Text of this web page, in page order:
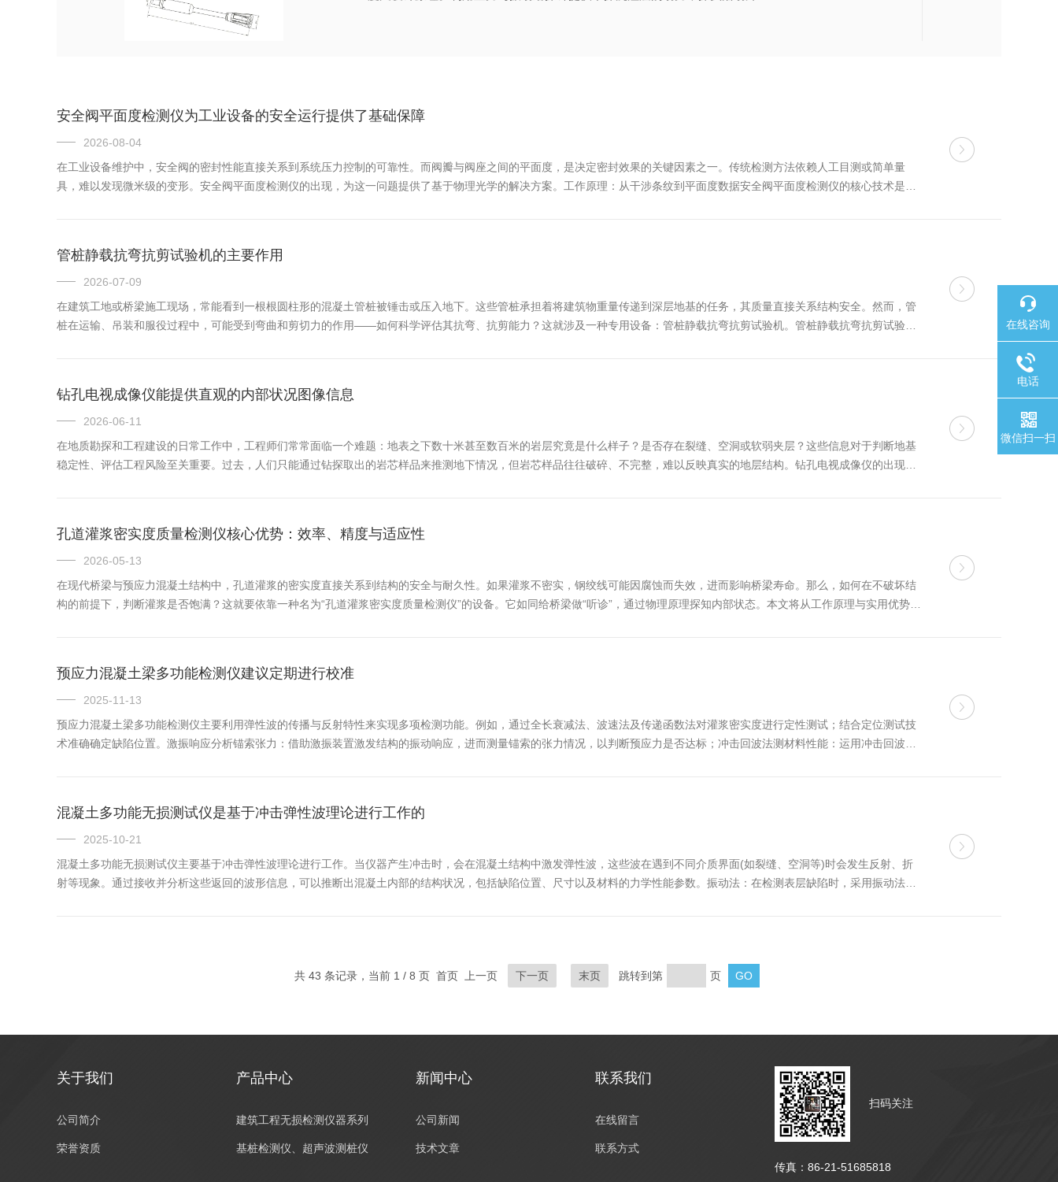
安全阀平面度检测仪为工业设备的安全运行提供了基础保障
2026-08-04
在工业设备维护中，安全阀的密封性能直接关系到系统压力控制的可靠性。而阀瓣与阀座之间的平面度，是决定密封效果的关键因素之一。传统检测方法依赖人工目测或简单量
具，难以发现微米级的变形。安全阀平面度检测仪的出现，为这一问题提供了基于物理光学的解决方案。工作原理：从干涉条纹到平面度数据安全阀平面度检测仪的核心技术是光
管桩静载抗弯抗剪试验机的主要作用
2026-07-09
在建筑工地或桥梁施工现场，常能看到一根根圆柱形的混凝土管桩被锤击或压入地下。这些管桩承担着将建筑物重量传递到深层地基的任务，其质量直接关系结构安全。然而，管
桩在运输、吊装和服役过程中，可能受到弯曲和剪切力的作用——如何科学评估其抗弯、抗剪能力？这就涉及一种专用设备：管桩静载抗弯抗剪试验机。管桩静载抗弯抗剪试验机
钻孔电视成像仪能提供直观的内部状况图像信息
2026-06-11
在地质勘探和工程建设的日常工作中，工程师们常常面临一个难题：地表之下数十米甚至数百米的岩层究竟是什么样子？是否存在裂缝、空洞或软弱夹层？这些信息对于判断地基
稳定性、评估工程风险至关重要。过去，人们只能通过钻探取出的岩芯样品来推测地下情况，但岩芯样品往往破碎、不完整，难以反映真实的地层结构。钻孔电视成像仪的出现，
孔道灌浆密实度质量检测仪核心优势：效率、精度与适应性
2026-05-13
在现代桥梁与预应力混凝土结构中，孔道灌浆的密实度直接关系到结构的安全与耐久性。如果灌浆不密实，钢绞线可能因腐蚀而失效，进而影响桥梁寿命。那么，如何在不破坏结
构的前提下，判断灌浆是否饱满？这就要依靠一种名为“孔道灌浆密实度质量检测仪”的设备。它如同给桥梁做“听诊”，通过物理原理探知内部状态。本文将从工作原理与实用优势两
预应力混凝土梁多功能检测仪建议定期进行校准
2025-11-13
预应力混凝土梁多功能检测仪主要利用弹性波的传播与反射特性来实现多项检测功能。例如，通过全长衰减法、波速法及传递函数法对灌浆密实度进行定性测试；结合定位测试技
术准确确定缺陷位置。激振响应分析锚索张力：借助激振装置激发结构的振动响应，进而测量锚索的张力情况，以判断预应力是否达标；冲击回波法测材料性能：运用冲击回波原
混凝土多功能无损测试仪是基于冲击弹性波理论进行工作的
2025-10-21
混凝土多功能无损测试仪主要基于冲击弹性波理论进行工作。当仪器产生冲击时，会在混凝土结构中激发弹性波，这些波在遇到不同介质界面(如裂缝、空洞等)时会发生反射、折
射等现象。通过接收并分析这些返回的波形信息，可以推断出混凝土内部的结构状况，包括缺陷位置、尺寸以及材料的力学性能参数。振动法：在检测表层缺陷时，采用振动法。
共 43 条记录，当前 1 / 8 页 首页 上一页 下一页 末页 跳转到第 页
关于我们
公司简介
荣誉资质
产品中心
建筑工程无损检测仪器系列
基桩检测仪、超声波测桩仪
新闻中心
公司新闻
技术文章
联系我们
在线留言
联系方式
扫码关注
传真：86-21-51685818
在线咨询
电话
微信扫一扫